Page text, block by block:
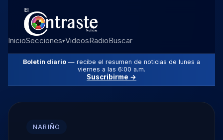
InicioSecciones▾VideosRadioBuscar
Boletín diario — recibe el resumen de noticias de lunes a
viernes a las 6:00 a.m.
Suscribirme →
NARIÑO